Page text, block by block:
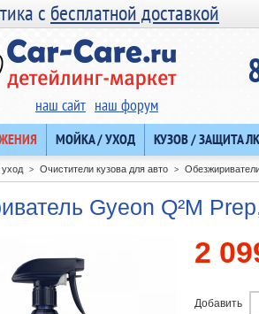
сбесплатной доставкой
наш сайт наш форум
МОЙКА / УХОД КУЗОВ / ЗАЩИТА
> Очистители кузова для авто >
Gyeon Q²M
2
Добавить